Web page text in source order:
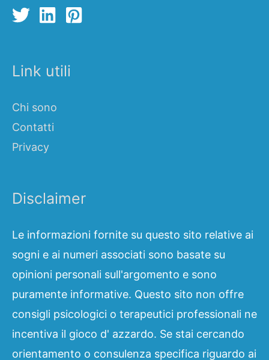
Link utili
Chi sono
Contatti
Privacy
Disclaimer
Le informazioni fornite su questo sito relative ai
sogni e ai numeri associati sono basate su
opinioni personali sull'argomento e sono
puramente informative. Questo sito non offre
consigli psicologici o terapeutici professionali ne
incentiva il gioco d' azzardo. Se stai cercando
orientamento o consulenza specifica riguardo ai